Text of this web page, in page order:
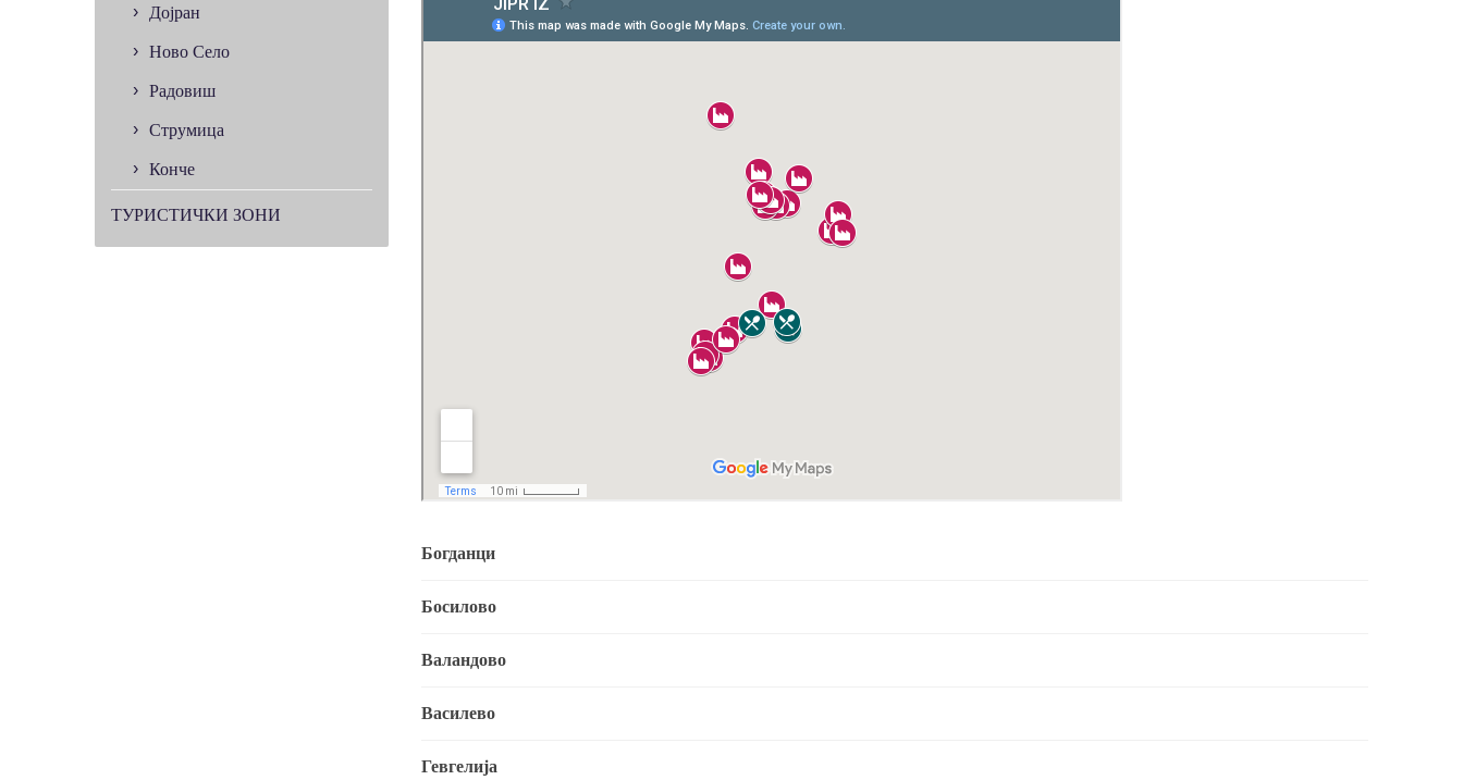
Богданци
Босилово
Валандово
Василево
Гевгелија
Дојран
Ново Село
Радовиш
Струмица
Конче
ТУРИСТИЧКИ ЗОНИ